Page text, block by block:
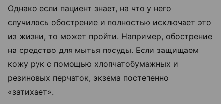
Однако если пациент знает, на что у него
случилось обострение и полностью исключает это
из жизни, то может пройти. Например, обострение
на средство для мытья посуды. Если защищаем
кожу рук с помощью хлопчатобумажных и
резиновых перчаток, экзема постепенно
«затихает».